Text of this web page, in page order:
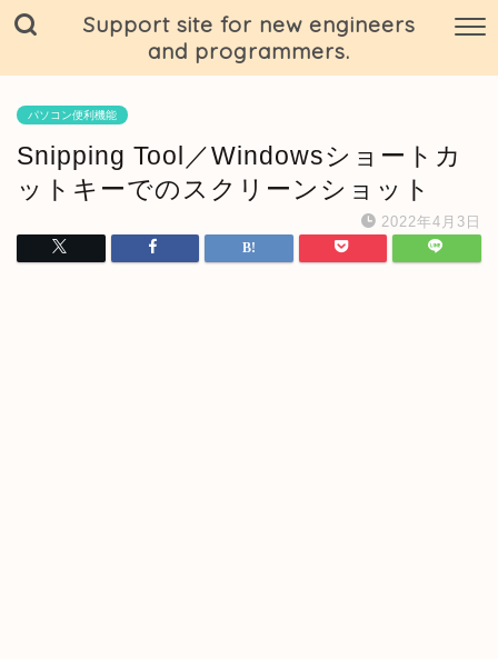
Support site for new engineers
and programmers.
パソコン便利機能
Snipping Tool／Windowsショートカ
ットキーでのスクリーンショット
2022年4月3日